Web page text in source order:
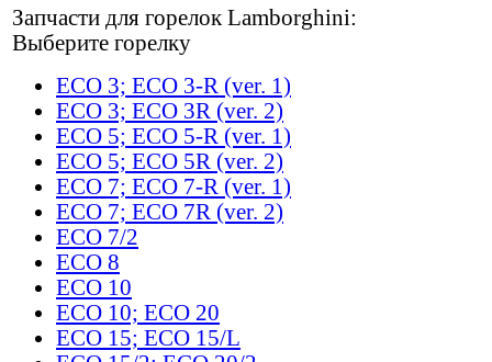
Запчасти для горелок Lamborghini:
Выберите горелку
ECO 3; ECO 3-R (ver. 1)
ECO 3; ECO 3R (ver. 2)
ECO 5; ECO 5-R (ver. 1)
ECO 5; ECO 5R (ver. 2)
ECO 7; ECO 7-R (ver. 1)
ECO 7; ECO 7R (ver. 2)
ECO 7/2
ECO 8
ECO 10
ECO 10; ECO 20
ECO 15; ECO 15/L